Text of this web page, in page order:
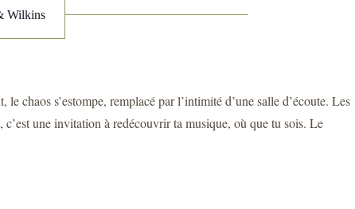
Wilkins
chaos s’estompe, remplacé par l’intimité d’une salle d’écoute. Les
c’est une invitation à redécouvrir ta musique, où que tu sois. Le